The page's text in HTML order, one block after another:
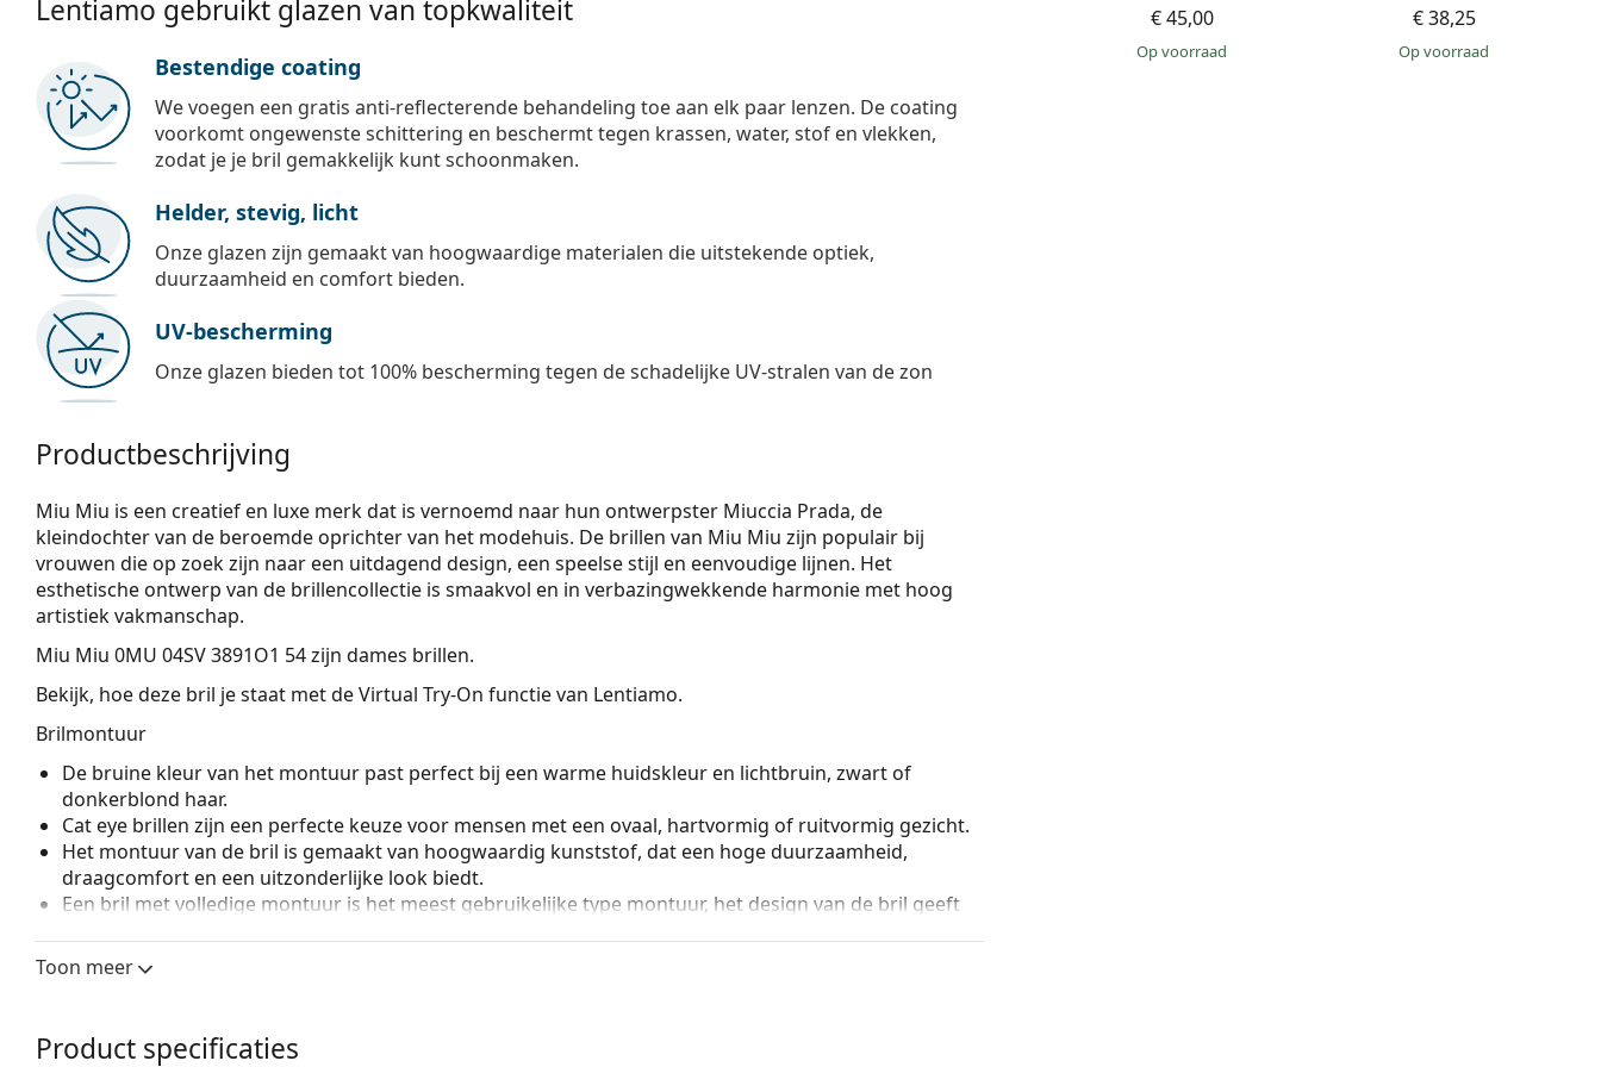
€ 45,00
op voorraad
€ 38,25
op voorraad
Lentiamo gebruikt glazen van topkwaliteit
Bestendige coating
We voegen een gratis anti-reflecterende behandeling toe aan elk paar lenzen. De coating
voorkomt ongewenste schittering en beschermt tegen krassen, water, stof en vlekken,
zodat je je bril gemakkelijk kunt schoonmaken.
Helder, stevig, licht
Onze glazen zijn gemaakt van hoogwaardige materialen die uitstekende optiek,
duurzaamheid en comfort bieden.
UV-bescherming
Onze glazen bieden tot 100% bescherming tegen de schadelijke UV-stralen van de zon
Productbeschrijving
Miu Miu is een creatief en luxe merk dat is vernoemd naar hun ontwerpster Miuccia Prada, de
kleindochter van de beroemde oprichter van het modehuis. De brillen van Miu Miu zijn populair bij
vrouwen die op zoek zijn naar een uitdagend design, een speelse stijl en eenvoudige lijnen. Het
esthetische ontwerp van de brillencollectie is smaakvol en in verbazingwekkende harmonie met hoog
artistiek vakmanschap.
Miu Miu 0MU 04SV 3891O1 54zijn dames brillen.
Bekijk, hoe deze bril je staat met de Virtual Try-On functie van Lentiamo.
Brilmontuur
De bruine kleur van het montuur past perfect bij een warme huidskleur en lichtbruin, zwart of
donkerblond haar.
Cat eye brillen zijn een perfecte keuze voor mensen met een ovaal, hartvormig of ruitvormig gezicht.
Het montuur van de bril is gemaakt van hoogwaardig kunststof, dat een hoge duurzaamheid,
draagcomfort en een uitzonderlijke look biedt.
Een bril met volledige montuur is het meest gebruikelijke type montuur, het design van de bril geeft
geschikt voor alle glazen, ook voor glazen met een hogere optische sterkte.
Wij leveren de brillen in een originele hoes. De kleur van de koker en het ontwerp kunnen variëren.
Toon meer
Product specificaties